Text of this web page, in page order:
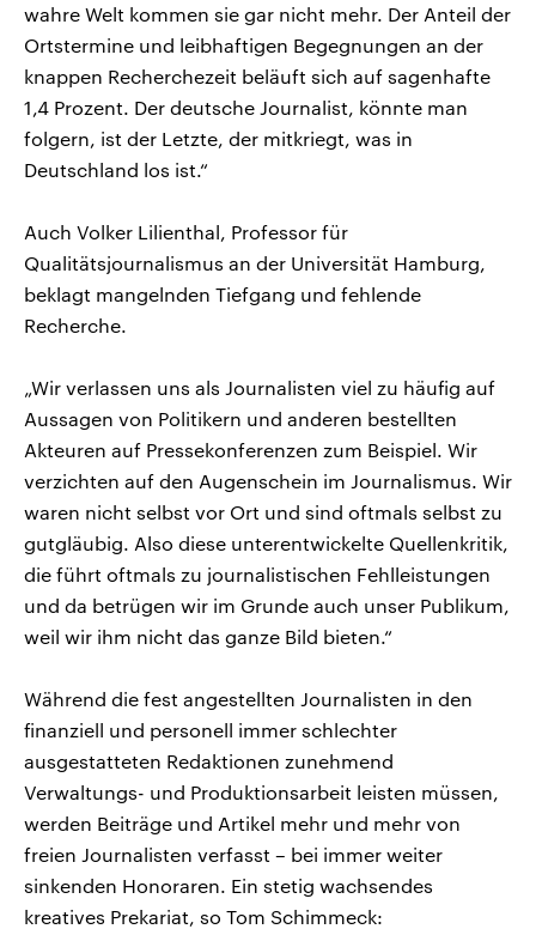
wahre Welt kommen sie gar nicht mehr. Der Anteil der
Ortstermine und leibhaftigen Begegnungen an der
knappen Recherchezeit beläuft sich auf sagenhafte
1,4 Prozent. Der deutsche Journalist, könnte man
folgern, ist der Letzte, der mitkriegt, was in
Deutschland los ist.“
Auch Volker Lilienthal, Professor für
Qualitätsjournalismus an der Universität Hamburg,
beklagt mangelnden Tiefgang und fehlende
Recherche.
„Wir verlassen uns als Journalisten viel zu häufig auf
Aussagen von Politikern und anderen bestellten
Akteuren auf Pressekonferenzen zum Beispiel. Wir
verzichten auf den Augenschein im Journalismus. Wir
waren nicht selbst vor Ort und sind oftmals selbst zu
gutgläubig. Also diese unterentwickelte Quellenkritik,
die führt oftmals zu journalistischen Fehlleistungen
und da betrügen wir im Grunde auch unser Publikum,
weil wir ihm nicht das ganze Bild bieten.“
Während die fest angestellten Journalisten in den
finanziell und personell immer schlechter
ausgestatteten Redaktionen zunehmend
Verwaltungs- und Produktionsarbeit leisten müssen,
werden Beiträge und Artikel mehr und mehr von
freien Journalisten verfasst – bei immer weiter
sinkenden Honoraren. Ein stetig wachsendes
kreatives Prekariat, so Tom Schimmeck: